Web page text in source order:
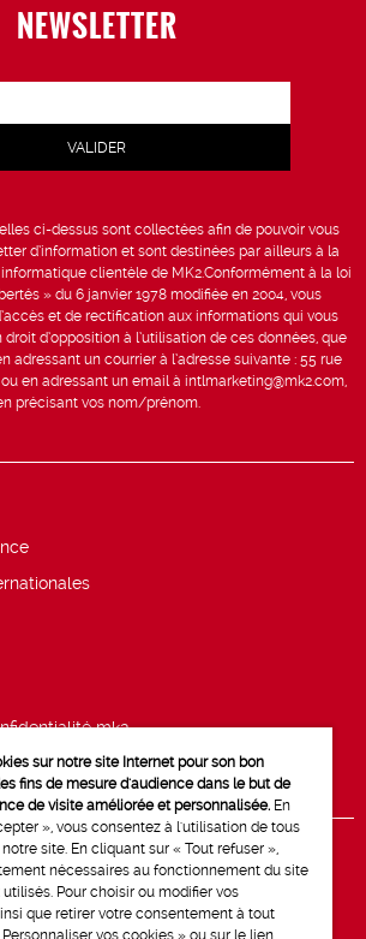
NEWSLETTER
ci-dessus sont collectées afin de pouvoir vous
d’information et sont destinées par ailleurs à la
clientèle de MK2.Conformément à la loi
» du 6 janvier 1978 modifiée en 2004, vous
et de rectification aux informations qui vous
droit d’opposition à l’utilisation de ces données, que
adressant un courrier à l’adresse suivante : 55 rue
en adressant un email à intlmarketing@mk2.com,
précisant vos nom/prénom.
mk2
sur notre site Internet pour son bon
fins de mesure d'audience dans le but de
de visite améliorée et personnalisée. En
», vous consentez à l'utilisation de tous
site. En cliquant sur « Tout refuser »,
nécessaires au fonctionnement du site
Pour choisir ou modifier vos
que retirer votre consentement à tout
vos cookies » ou sur le lien